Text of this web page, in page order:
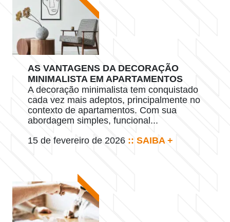
AS VANTAGENS DA DECORAÇÃO
MINIMALISTA EM APARTAMENTOS
A decoração minimalista tem conquistado
cada vez mais adeptos, principalmente no
contexto de apartamentos. Com sua
abordagem simples, funcional...
15 de fevereiro de 2026 :: SAIBA +